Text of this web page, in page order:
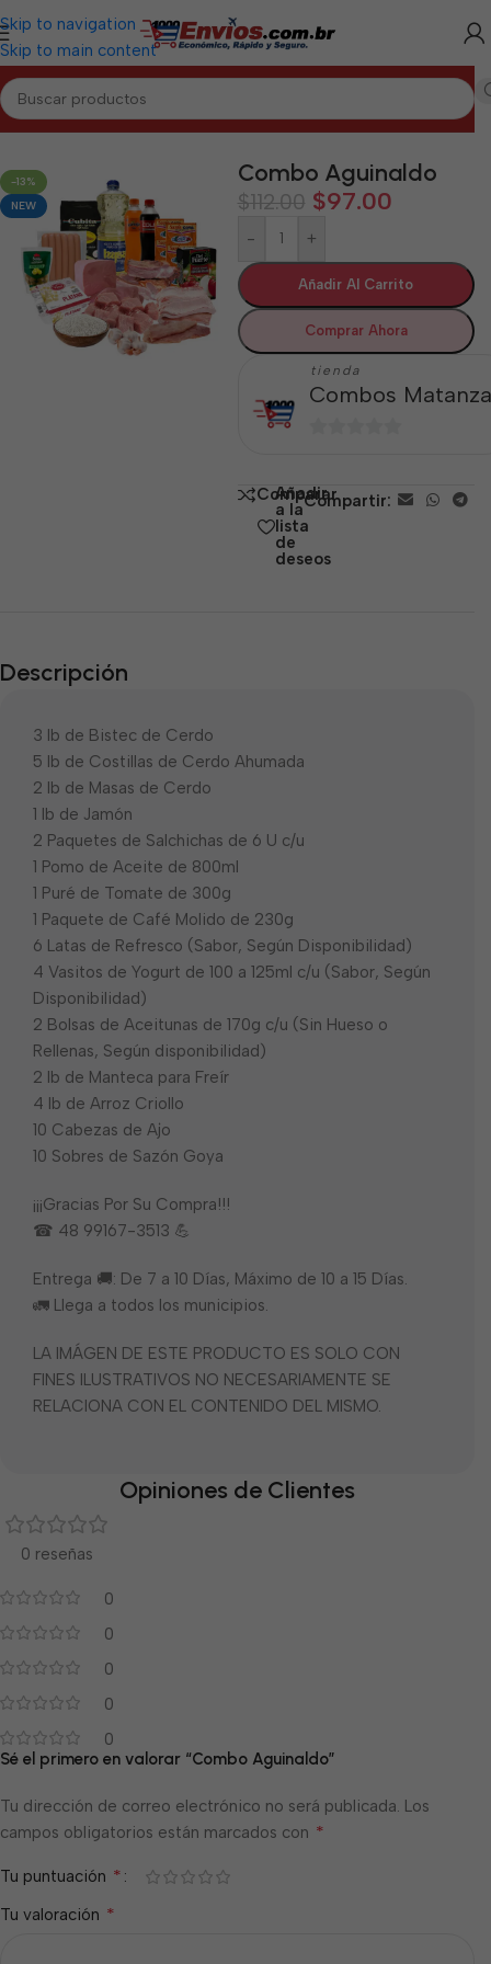
Skip to navigation
Skip to main content
Inicio/MATANZAS/Combos Matanzas
-13%
NEW
Combo Aguinaldo
$112.00 $97.00
- +
Añadir Al Carrito
Comprar Ahora
tienda
Combos
5
Comparar
Añadir
a la
lista
de
deseos
Compartir:
Descripción
3 lb de Bistec de Cerdo
5 lb de Costillas de Cerdo Ahumada
2 lb de Masas de Cerdo
1 lb de Jamón
2 Paquetes de Salchichas de 6 U c/u
1 Pomo de Aceite de 800ml
1 Puré de Tomate de 300g
1 Paquete de Café Molido de 230g
6 Latas de Refresco (Sabor, Según Disponibilidad)
4 Vasitos de Yogurt de 100 a 125ml c/u (Sabor, Según
Disponibilidad)
2 Bolsas de Aceitunas de 170g c/u (Sin Hueso o
Rellenas, Según disponibilidad)
2 lb de Manteca para Freír
4 lb de Arroz Criollo
10 Cabezas de Ajo
10 Sobres de Sazón Goya
¡¡¡Gracias Por Su Compra!!!
☎ 48 99167-3513 💪
Entrega 🚚: De 7 a 10 Días, Máximo de 10 a 15 Días.
🚛 Llega a todos los municipios.
LA IMÁGEN DE ESTE PRODUCTO ES SOLO CON
FINES ILUSTRATIVOS NO NECESARIAMENTE SE
RELACIONA CON EL CONTENIDO DEL MISMO.
Opiniones de Clientes
0 reseñas
0
0
0
0
0
Sé el primero en valorar “Combo Aguinaldo”
Tu dirección de correo electrónico no será publicada. Los
campos obligatorios están marcados con *
Tu puntuación *
Tu valoración *